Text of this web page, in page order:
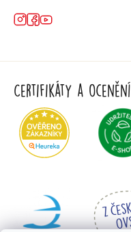
Certifikáty a ocenění